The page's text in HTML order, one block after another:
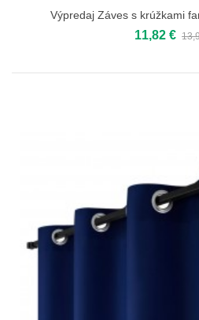
Výpredaj Záves s krúžkami
11,82 €